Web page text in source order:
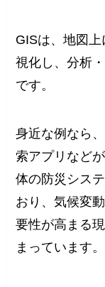
GISは、地図
視化し、分析
です。
身近な例なら
索アプリなど
体の防災シス
おり、気候変
要性が高まる
まっています。